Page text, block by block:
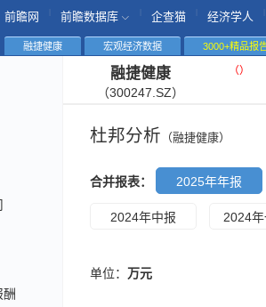
前瞻网 前瞻数据库 企查猫 经济学人
融捷健康 宏观经济数据 3000+精品报
融捷健康
（300247.SZ）
（）
杜邦分析 （融捷健康）
合并报表： 2025年年报
2024年中报 2024
单位： 万元